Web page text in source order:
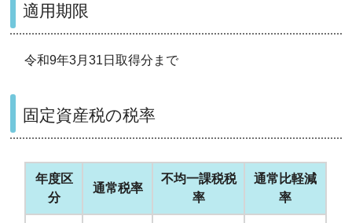
適用期限
令和9年3月31日取得分まで
固定資産税の税率
年度区
分
通常税率
不均一課税税
率
通常比軽減
率